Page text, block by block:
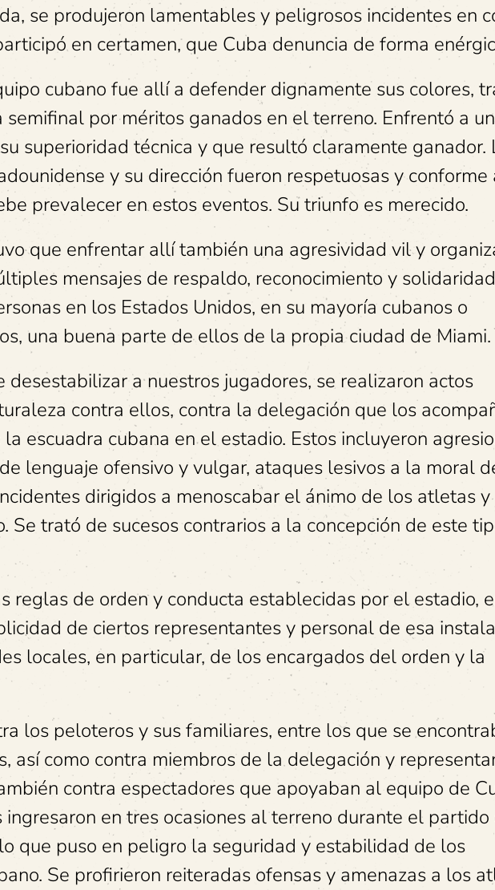
se produjeron lamentables y peligrosos incidentes en
en certamen, que Cuba denuncia de forma
cubano fue allí a defender dignamente sus colores,
por méritos ganados en el terreno. Enfrentó a un
superioridad técnica y que resultó claramente ganador.
y su dirección fueron respetuosas y conforme
prevalecer en estos eventos. Su triunfo es merecido.
que enfrentar allí también una agresividad vil y
mensajes de respaldo, reconocimiento y
en los Estados Unidos, en su mayoría cubanos o
una buena parte de ellos de la propia ciudad de Miami.
desestabilizar a nuestros jugadores, se realizaron actos
contra ellos, contra la delegación que los
escuadra cubana en el estadio. Estos incluyeron
lenguaje ofensivo y vulgar, ataques lesivos a la moral
dirigidos a menoscabar el ánimo de los atletas y
Se trató de sucesos contrarios a la concepción de este
reglas de orden y conducta establecidas por el estadio,
de ciertos representantes y personal de esa
locales, en particular, de los encargados del orden y la
los peloteros y sus familiares, entre los que se
así como contra miembros de la delegación y
contra espectadores que apoyaban al equipo de
en tres ocasiones al terreno durante el partido
que puso en peligro la seguridad y estabilidad de los
Se profirieron reiteradas ofensas y amenazas a los